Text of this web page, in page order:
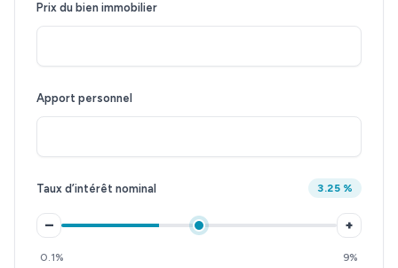
Prix du bien immobilier
Apport personnel
Taux d’intérêt nominal 3.25 %
– +
0.1% 9%